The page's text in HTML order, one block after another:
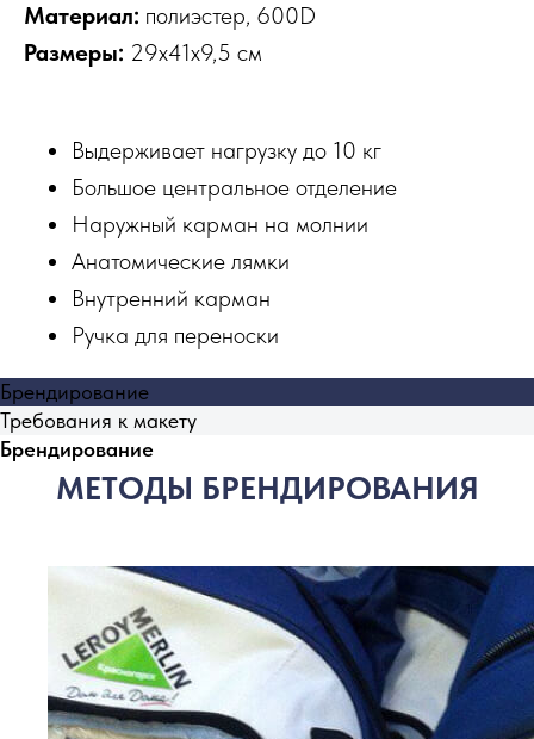
Материал: полиэстер, 600D
Размеры: 29х41х9,5 см
Выдерживает нагрузку до 10 кг
Большое центральное отделение
Наружный карман на молнии
Анатомические лямки
Внутренний карман
Ручка для переноски
Брендирование
Требования к макету
Брендирование
МЕТОДЫ БРЕНДИРОВАНИЯ